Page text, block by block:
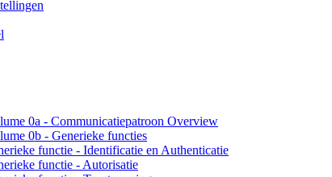
0a - Communicatiepatroon Overview
0b - Generieke functies
functie - Identificatie en Authenticatie
functie - Autorisatie